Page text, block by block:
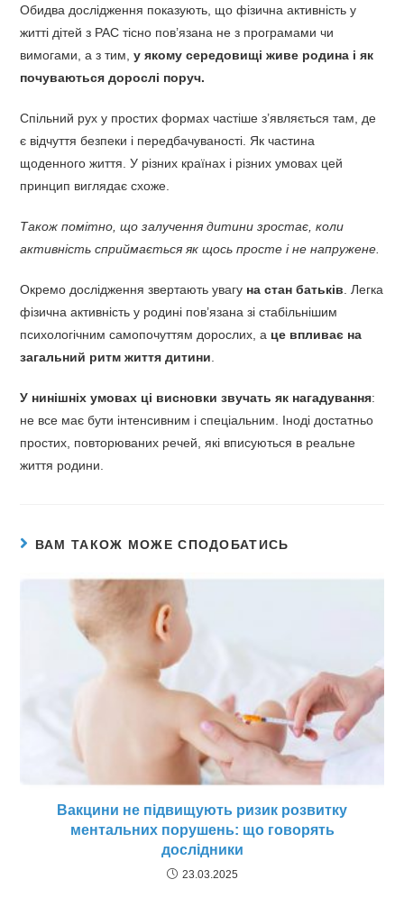
Обидва дослідження показують, що фізична активність у
житті дітей з РАС тісно пов’язана не з програмами чи
вимогами, а з тим,у якому середовищі живе родина і як
почуваються дорослі поруч.
Спільний рух у простих формах частіше з’являється там, де
є відчуття безпеки і передбачуваності. Як частина
щоденного життя. У різних країнах і різних умовах цей
принцип виглядає схоже.
Також помітно, що залучення дитини зростає, коли
активність сприймається як щось просте і не напружене.
Окремо дослідження звертають увагу на стан батьків . Легка
фізична активність у родині пов’язана зі стабільнішим
психологічним самопочуттям дорослих, а це впливає на
загальний ритм життя дитини
У нинішніх умовах ці висновки звучать як нагадування:
не все має бути інтенсивним і спеціальним. Іноді достатньо
простих, повторюваних речей, які вписуються в реальне
життя родини.
ВАМ ТАКОЖ МОЖЕ СПОДОБАТИСЬ
Вакцини не підвищують ризик розвитку
ментальних порушень: що говорять
дослідники
23.03.2025